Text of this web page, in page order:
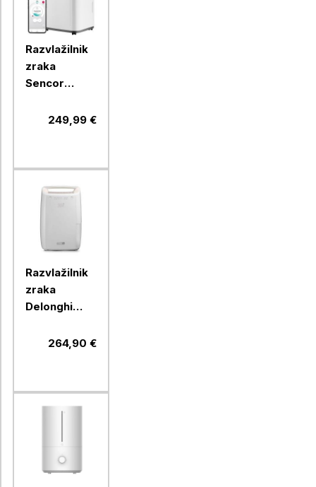
Razvlažilnik
zraka
Sencor
20 L249,99 €
Razvlažilnik
zraka
Delonghi
264,90 €